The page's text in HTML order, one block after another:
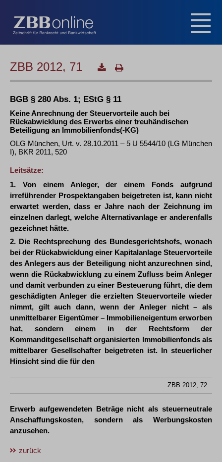
ZBB 2012, 71
BGB § 280 Abs. 1; EStG § 11
Keine Anrechnung der Steuervorteile auch bei
Rückabwicklung des Erwerbs einer treuhändischen
Beteiligung an Immobilienfonds(-KG)
OLG München, Urt. v. 28.10.2011 – 5 U 5544/10 (LG München
I), BKR 2011, 520
Leitsätze:
1. Von einem Anleger, der einem Fonds aufgrund
irreführender Prospektangaben beigetreten ist, kann nicht
erwartet werden, dass er Jahre nach der Zeichnung im
einzelnen darlegt, welche Alternativanlage er anderenfalls
gezeichnet hätte.
2. Die Rechtsprechung des Bundesgerichtshofs, wonach
bei der Rückabwicklung einer Kapitalanlage Steuervorteile
des Anlegers aus der Beteiligung nicht anzurechnen sind,
wenn die Rückabwicklung zu einem Zufluss beim Anleger
und damit verbunden zu einer Besteuerung führt, die dem
geschädigten Anleger die erzielten Steuervorteile wieder
nimmt, gilt auch dann, wenn der Anleger nicht – als
unmittelbarer Eigentümer – Immobilieneigentum erworben
hat, sondern einem in der Rechtsform der
Kommanditgesellschaft organisierten Immobilienfonds als
mittelbarer Gesellschafter beigetreten ist. In steuerlicher
Hinsicht sind die für den
ZBB 2012, 72
Erwerb aufgewendeten Beträge nicht als steuerneutrale
Anschaffungskosten, sondern als Werbungskosten
anzusehen.
zurück